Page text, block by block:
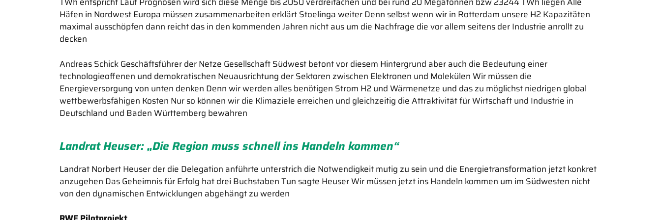
Häfen in Nordwest Europa müssen zusammenarbeiten erklärt Stoelinga weiter Denn selbst wenn wir in Rotterdam unsere H2 Kapazitäten
maximal ausschöpfen dann reicht das in den kommenden Jahren nicht aus um die Nachfrage die vor allem seitens der Industrie anrollt zu
decken
Andreas Schick Geschäftsführer der Netze Gesellschaft Südwest betont vor diesem Hintergrund aber auch die Bedeutung einer
technologieoffenen und demokratischen Neuausrichtung der Sektoren zwischen Elektronen und Molekülen Wir müssen die
Energieversorgung von unten denken Denn wir werden alles benötigen Strom H2 und Wärmenetze und das zu möglichst niedrigen global
wettbewerbsfähigen Kosten Nur so können wir die Klimaziele erreichen und gleichzeitig die Attraktivität für Wirtschaft und Industrie in
Deutschland und Baden Württemberg bewahren
Landrat Heuser: „Die Region muss schnell ins Handeln kommen“
Landrat Norbert Heuser der die Delegation anführte unterstrich die Notwendigkeit mutig zu sein und die Energietransformation jetzt konkret
anzugehen Das Geheimnis für Erfolg hat drei Buchstaben Tun sagte Heuser Wir müssen jetzt ins Handeln kommen um im Südwesten nicht
von den dynamischen Entwicklungen abgehängt zu werden